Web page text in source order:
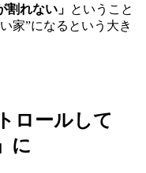
割れない」 ということ
家”になるという大き
ロールして
に